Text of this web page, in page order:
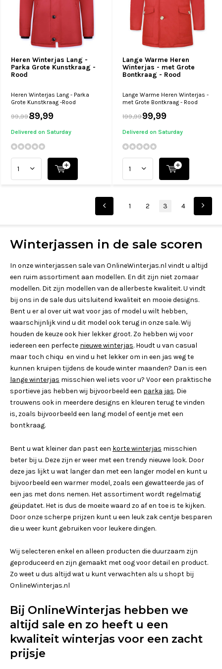
Heren Winterjas Lang -
Parka Grote Kunstkraag -
Rood
Heren Winterjas Lang - Parka
Grote Kunstkraag -Rood
99,9989,99
Delivered on Saturday
Lange Warme Heren
Winterjas - met Grote
Bontkraag - Rood
Lange Warme Heren Winterjas -
met Grote Bontkraag - Rood
199,9999,99
Delivered on Saturday
1 2 3 4
Winterjassen in de sale scoren
In onze winterjassen sale van OnlineWinterjas.nl vindt u altijd
een ruim assortiment aan modellen. En dit zijn niet zomaar
modellen. Dit zijn modellen van de allerbeste kwaliteit. U vindt
bij ons in de sale dus uitsluitend kwaliteit en mooie designs.
Bent u er al over uit wat voor jas of model u wilt hebben,
waarschijnlijk vind u dit model ook terug in onze sale. Wij
houden de keuze ook hier lekker groot. Zo hebben wij voor
iedereen een perfecte nieuwe winterjas. Houdt u van casual
maar toch chiqu en vind u het lekker om in een jas weg te
kunnen kruipen tijdens de koude winter maanden? Dan is een
lange winterjas misschien wel iets voor u? Voor een praktische
sportieve jas hebben wij bijvoorbeeld een parka jas. Die
trouwens ook in meerdere designs en kleuren terug te vinden
is, zoals bijvoorbeeld een lang model of eentje met een
bontkraag.
Bent u wat kleiner dan past een korte winterjas misschien
beter bij u. Deze zijn er weer met een trendy nieuwe look. Door
deze jas lijkt u wat langer dan met een langer model en kunt u
bijvoorbeeld een warmer model, zoals een gewatteerde jas of
een jas met dons nemen. Het assortiment wordt regelmatig
geüpdatet. Het is dus de moeite waard zo af en toe is te kijken.
Door onze scherpe prijzen kunt u een leuk zak centje besparen
die u weer kunt gebruiken voor leukere dingen.
Wij selecteren enkel en alleen producten die duurzaam zijn
geproduceerd en zijn gemaakt met oog voor detail en product.
Zo weet u dus altijd wat u kunt verwachten als u shopt bij
OnlineWinterjas.nl
Bij OnlineWinterjas hebben we
altijd sale en zo heeft u een
kwaliteit winterjas voor een zacht
prijsje